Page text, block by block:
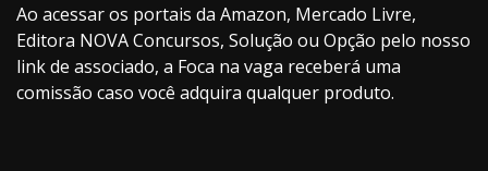
Ao acessar os portais da Amazon, Mercado Livre,
Editora NOVA Concursos, Solução ou Opção pelo nosso
link de associado, a Foca na vaga receberá uma
comissão caso você adquira qualquer produto.